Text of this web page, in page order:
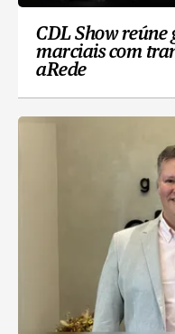
CDL Show reúne
marciais com
aRede